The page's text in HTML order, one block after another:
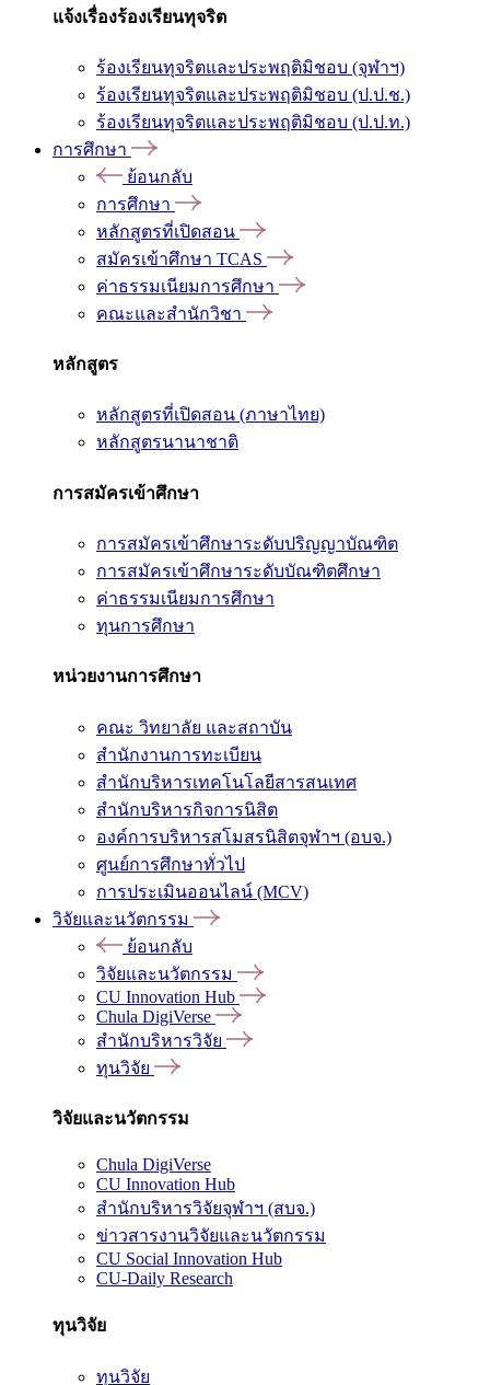
แจ้งเรื่องร้องเรียนทุจริต
ร้องเรียนทุจริตและประพฤติมิชอบ (จุฬาฯ)
ร้องเรียนทุจริตและประพฤติมิชอบ (ป.ป.ช.)
ร้องเรียนทุจริตและประพฤติมิชอบ (ป.ป.ท.)
การศึกษา
ย้อนกลับ
การศึกษา
หลักสูตรที่เปิดสอน
สมัครเข้าศึกษา TCAS
ค่าธรรมเนียมการศึกษา
คณะและสำนักวิชา
หลักสูตร
หลักสูตรที่เปิดสอน (ภาษาไทย)
หลักสูตรนานาชาติ
การสมัครเข้าศึกษา
การสมัครเข้าศึกษาระดับปริญญาบัณฑิต
การสมัครเข้าศึกษาระดับบัณฑิตศึกษา
ค่าธรรมเนียมการศึกษา
ทุนการศึกษา
หน่วยงานการศึกษา
คณะ วิทยาลัย และสถาบัน
สำนักงานการทะเบียน
สำนักบริหารเทคโนโลยีสารสนเทศ
สำนักบริหารกิจการนิสิต
องค์การบริหารสโมสรนิสิตจุฬาฯ (อบจ.)
ศูนย์การศึกษาทั่วไป
การประเมินออนไลน์ (MCV)
วิจัยและนวัตกรรม
ย้อนกลับ
วิจัยและนวัตกรรม
CU Innovation Hub
Chula DigiVerse
สำนักบริหารวิจัย
ทุนวิจัย
วิจัยและนวัตกรรม
Chula DigiVerse
CU Innovation Hub
สำนักบริหารวิจัยจุฬาฯ (สบจ.)
ข่าวสารงานวิจัยและนวัตกรรม
CU Social Innovation Hub
CU-Daily Research
ทุนวิจัย
ทุนวิจัย